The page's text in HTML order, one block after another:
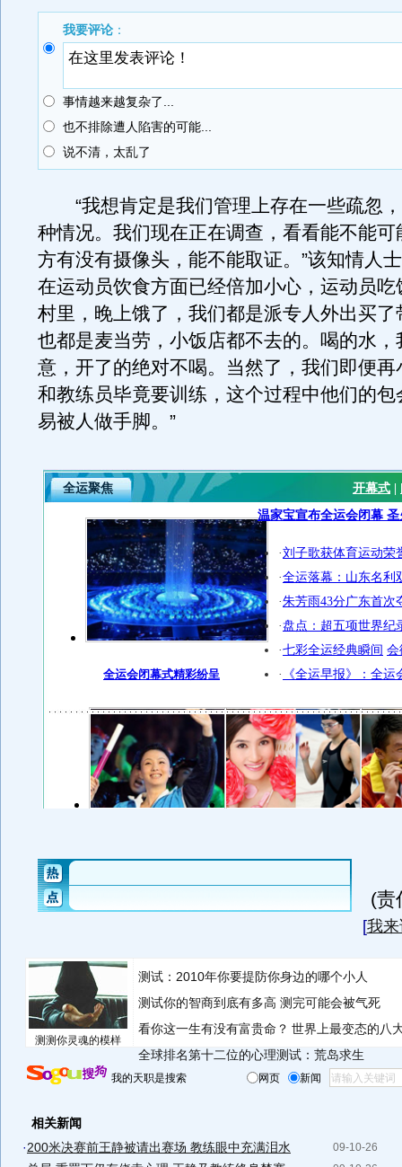
我要评论：
事情越来越复杂了...
也不排除遭人陷害的可能...
说不清，太乱了
“我想肯定是我们管理上存在一些疏忽
种情况。我们现在正在调查，看看能不能可
方有没有摄像头，能不能取证。”该知情人
在运动员饮食方面已经倍加小心，运动员吃
村里，晚上饿了，我们都是派专人外出买了
也都是麦当劳，小饭店都不去的。喝的水，
意，开了的绝对不喝。当然了，我们即便再
和教练员毕竟要训练，这个过程中他们的包
易被人做手脚。”
(责
[我
测测你灵魂的模样
测试：2010年你要提防你身边的哪个小人
测试你的智商到底有多高 测完可能会被气死
看你这一生有没有富贵命？ 世界上最变态的八
全球排名第十二位的心理测试：荒岛求生
我的天职是搜索 网页 新闻
相关新闻
09-10-26
·200米决赛前王静被请出赛场 教练眼中充满泪水